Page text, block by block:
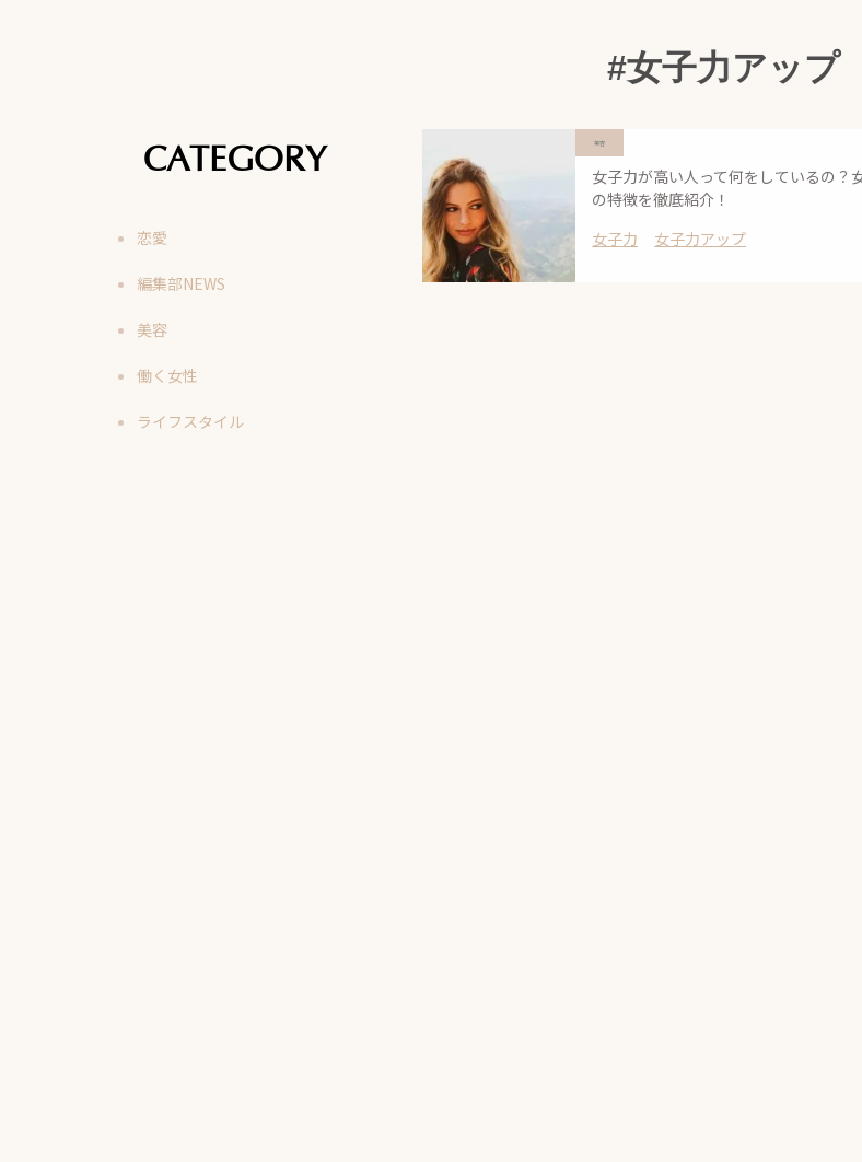
CATEGORY
恋愛
編集部NEWS
美容
働く女性
ライフスタイル
#女子力アップ
美容
女子力が高い人って何をしているの？
の特徴を徹底紹介！
女子力
女子力アップ